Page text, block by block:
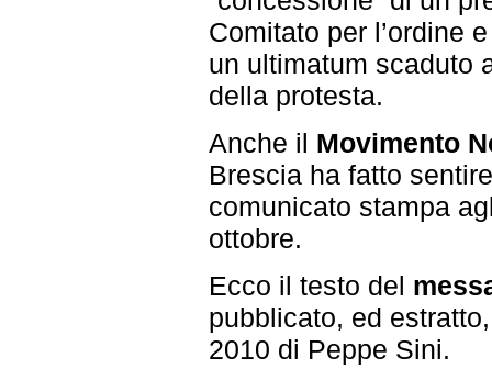
Comitato per l’ordine
un ultimatum scaduto
della protesta.
Anche il Movimento
Brescia ha fatto
comunicato stampa
ottobre.
Ecco il testo del
pubblicato, ed
2010 di Peppe Sini.